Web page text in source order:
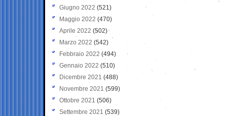
Giugno 2022 (521)
Maggio 2022 (470)
Aprile 2022 (502)
Marzo 2022 (542)
Febbraio 2022 (494)
Gennaio 2022 (510)
Dicembre 2021 (488)
Novembre 2021 (599)
Ottobre 2021 (506)
Settembre 2021 (539)